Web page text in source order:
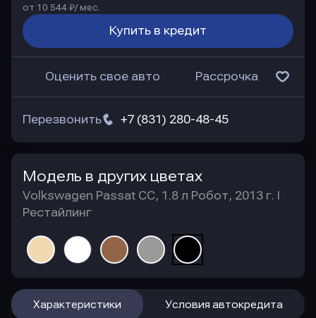
от 10 544 ₽/ мес.
Купить в кредит
Оценить свое авто Рассрочка
+7 (831) 280-48-45
Перезвонить
Модель в других цветах
Volkswagen Passat CC, 1.8 л Робот, 2013 г. I
Рестайлинг
Характеристики Условия автокредита